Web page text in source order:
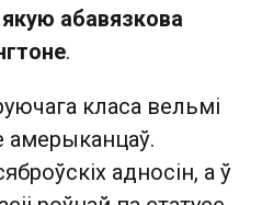
якую абавязкова
.
класа вельмі
амерыканцаў.
адносін, а ў